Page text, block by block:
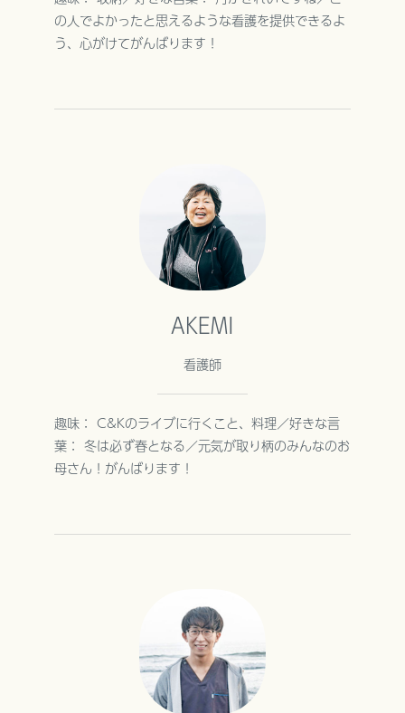
の人でよかったと思えるような看護を提供できるよ
う、心がけてがんばります！
AKEMI
看護師
趣味： C&Kのライブに行くこと、料理／好きな言
葉： 冬は必ず春となる／元気が取り柄のみんなのお
母さん！がんばります！